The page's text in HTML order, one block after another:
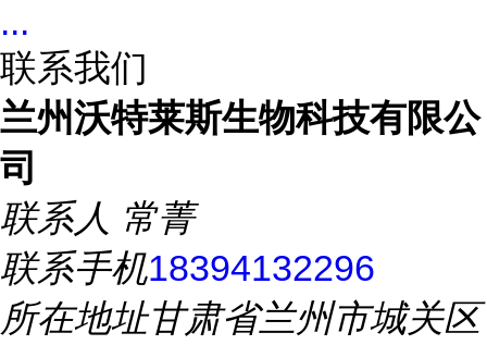
...
联系我们
兰州沃特莱斯生物科技有限公
司
联系人 常菁
联系手机18394132296
所在地址甘肃省兰州市城关区